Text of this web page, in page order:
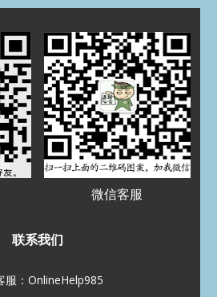
微信客服
联系我们
服：OnlineHelp985